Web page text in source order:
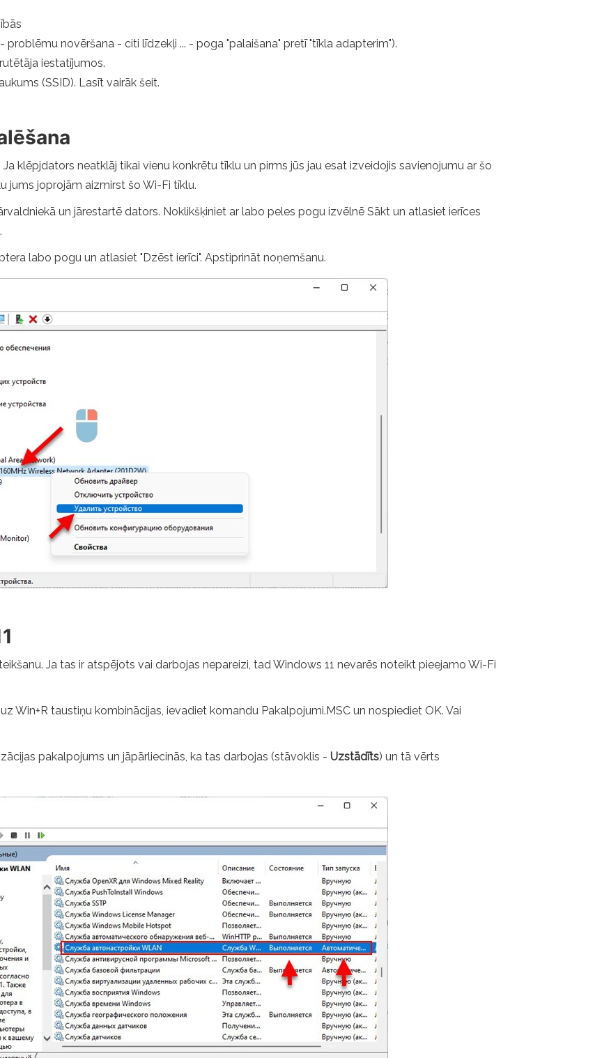
novēršana - citi līdzekļi ... - poga "palaišana" pretī "tīkla adapterim").
iestatījumos.
(SSID). Lasīt vairāk šeit.
klēpjdators neatklāj tikai vienu konkrētu tīklu un pirms jūs jau esat izveidojis savienojumu ar šo
jums joprojām aizmirst šo Wi-Fi tīklu.
un jārestartē dators. Noklikšķiniet ar labo peles pogu izvēlnē Sākt un atlasiet ierīces
labo pogu un atlasiet "Dzēst ierīci". Apstiprināt noņemšanu.
Ja tas ir atspējots vai darbojas nepareizi, tad Windows 11 nevarēs noteikt pieejamo Wi-Fi
Win+R taustiņu kombinācijas, ievadiet komandu Pakalpojumi.MSC un nospiediet OK. Vai
pakalpojums un jāpārliecinās, ka tas darbojas (stāvoklis - Uzstādīts) un tā vērts